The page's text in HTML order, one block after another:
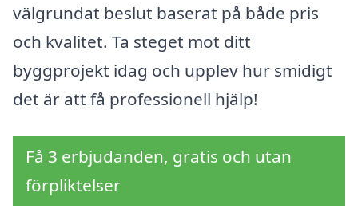
välgrundat beslut baserat på både pris
och kvalitet. Ta steget mot ditt
byggprojekt idag och upplev hur smidigt
det är att få professionell hjälp!
Få 3 erbjudanden, gratis och utan
förpliktelser